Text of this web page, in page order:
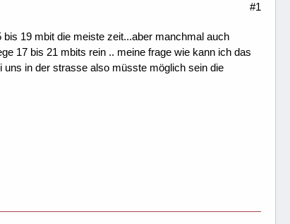
#1
19 mbit die meiste zeit...aber manchmal auch
17 bis 21 mbits rein .. meine frage wie kann ich das
uns in der strasse also müsste möglich sein die